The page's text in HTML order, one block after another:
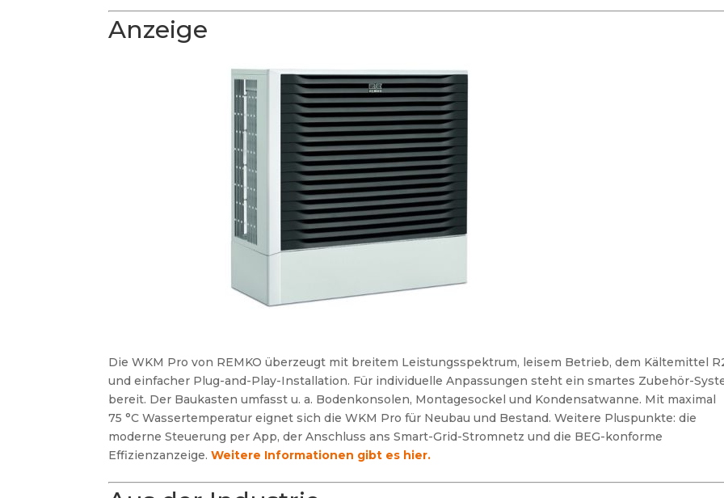
Anzeige
Die WKM Pro von REMKO überzeugt mit breitem Leistungsspektrum, leisem Betrieb, dem Kältemittel
und einfacher Plug-and-Play-Installation. Für individuelle Anpassungen steht ein smartes Zubehör-
bereit. Der Baukasten umfasst u. a. Bodenkonsolen, Montagesockel und Kondensatwanne. Mit maximal
75 °C Wassertemperatur eignet sich die WKM Pro für Neubau und Bestand. Weitere Pluspunkte: die
moderne Steuerung per App, der Anschluss ans Smart-Grid-Stromnetz und die BEG-konforme
Effizienzanzeige.Weitere Informationen gibt es hier.